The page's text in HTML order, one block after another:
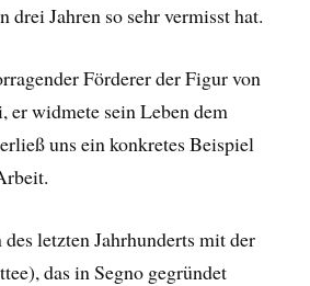
drei Jahren so sehr vermisst hat.
Förderer der Figur von
er widmete sein Leben dem
uns ein konkretes Beispiel
letzten Jahrhunderts mit der
das in Segno gegründet